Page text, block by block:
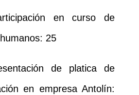
en curso de
25
de platica de
en empresa Antolín: